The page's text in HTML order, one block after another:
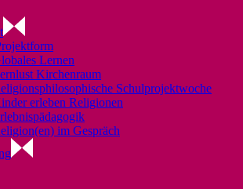
Lernen
Kirchenraum
Schulprojektwoche
erleben Religionen
im Gespräch